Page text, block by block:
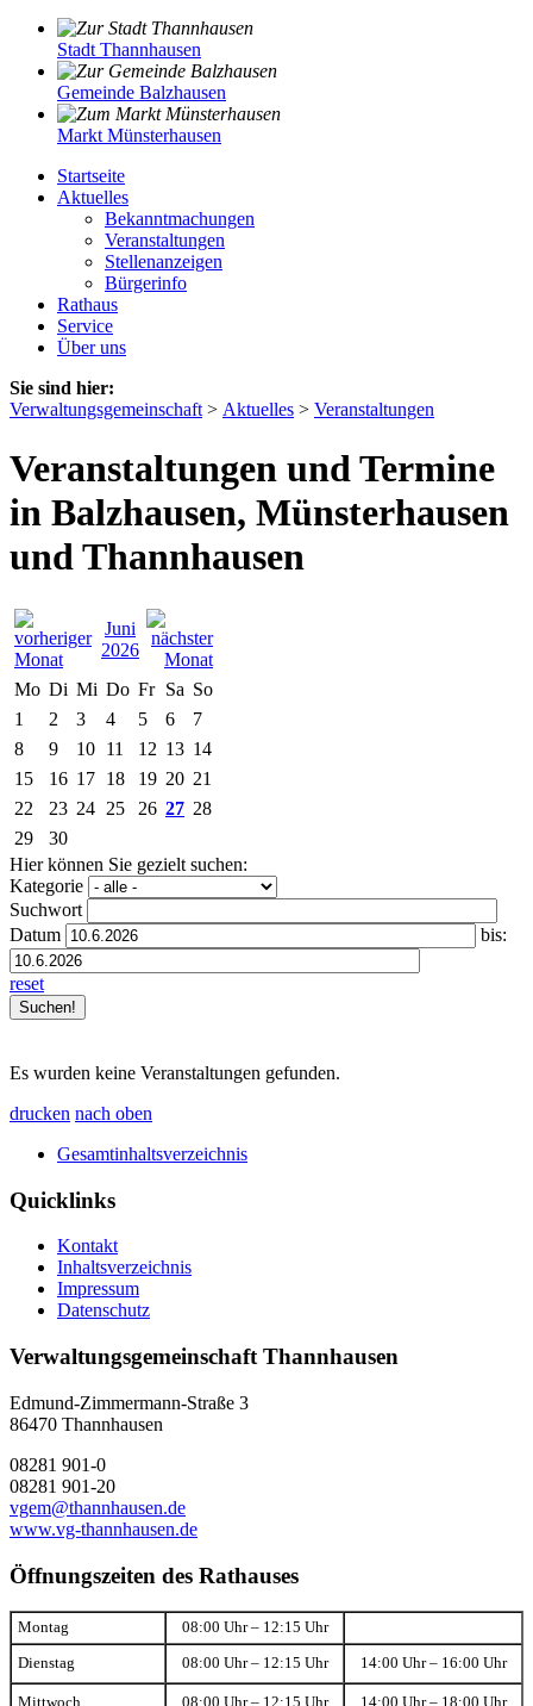
Stadt Thannhausen
Gemeinde Balzhausen
Markt Münsterhausen
Startseite
Aktuelles
Bekanntmachungen
Veranstaltungen
Stellenanzeigen
Bürgerinfo
Rathaus
Service
Über uns
Sie sind hier:
Verwaltungsgemeinschaft > Aktuelles > Veranstaltungen
Veranstaltungen und Termine
in Balzhausen, Münsterhausen
und Thannhausen
Juni
2026
Mo Di Mi Do Fr Sa So
1
2 3 4 5 6
7
8
9 10 11 12 13 14
15
16 17 18 19 20 21
22
23 24 25 26 27 28
29
30
Hier können Sie gezielt suchen:
Kategorie
Suchwort
Datum
bis:
reset
Es wurden keine Veranstaltungen gefunden.
drucken nach oben
Gesamtinhaltsverzeichnis
Quicklinks
Kontakt
Inhaltsverzeichnis
Impressum
Datenschutz
Verwaltungsgemeinschaft Thannhausen
Edmund-Zimmermann-Straße 3
86470 Thannhausen
08281 901-0
08281 901-20
vgem@thannhausen.de
www.vg-thannhausen.de
Öffnungszeiten des Rathauses
Montag 08:00 Uhr – 12:15 Uhr
Dienstag 08:00 Uhr – 12:15 Uhr 14:00 Uhr – 16:00 Uhr